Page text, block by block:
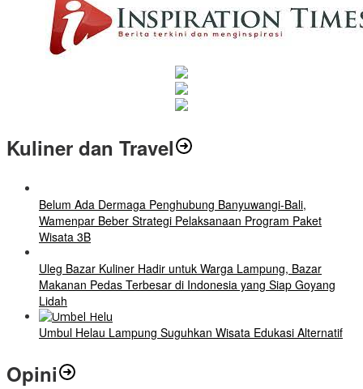
Kuliner dan Travel
Belum Ada Dermaga Penghubung Banyuwangi-Bali,
Wamenpar Beber Strategi Pelaksanaan Program Paket
Wisata 3B
Uleg Bazar Kuliner Hadir untuk Warga Lampung, Bazar
Makanan Pedas Terbesar di Indonesia yang Siap Goyang
Lidah
Umbul Helau Lampung Suguhkan Wisata Edukasi Alternatif
Opini